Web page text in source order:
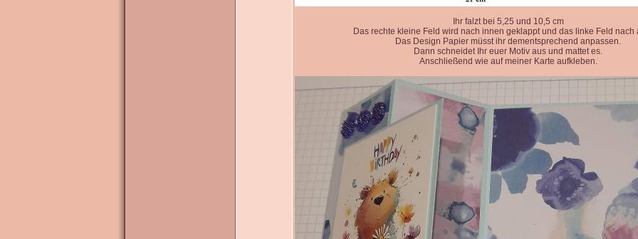
Ihr falzt bei 5,25 und 10,5 cm
Das rechte kleine Feld wird nach innen geklappt und das linke Feld nach
Das Design Papier müsst ihr dementsprechend anpassen.
Dann schneidet Ihr euer Motiv aus und mattet es.
Anschließend wie auf meiner Karte aufkleben.